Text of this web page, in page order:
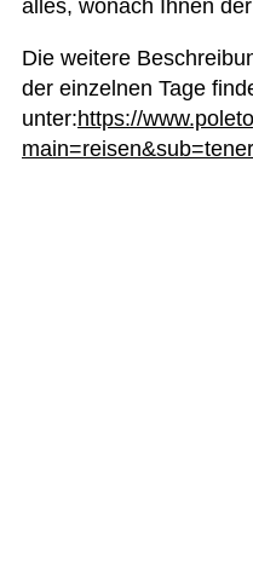
alles, wonach Ihnen
Die wei­tere
der ein­zel­nen Tage
unter:https://